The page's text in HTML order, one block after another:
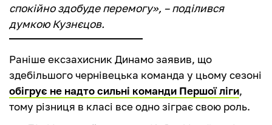
спокійно здобуде перемогу», – поділився
думкою Кузнєцов.
Раніше ексзахисник Динамо заявив, що
здебільшого чернівецька команда у цьому сезоні
обігрує не надто сильні команди Першої ліги,
тому різниця в класі все одно зіграє свою роль.